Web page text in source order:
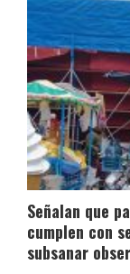
Señalan que
cumplen con
subsanar